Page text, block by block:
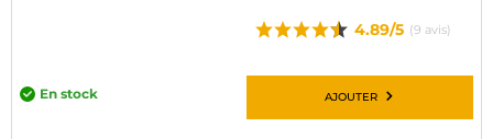
4.89/5 (9 avis)
En stock AJOUTER